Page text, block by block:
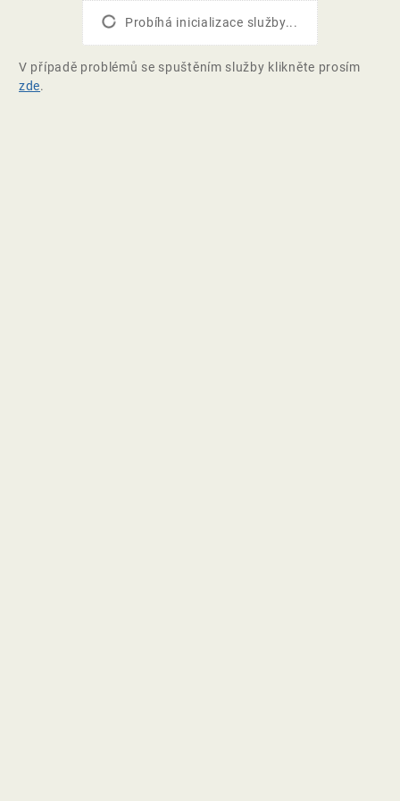
Probíhá inicializace služby...
V případě problémů se spuštěním služby klikněte prosím
zde.